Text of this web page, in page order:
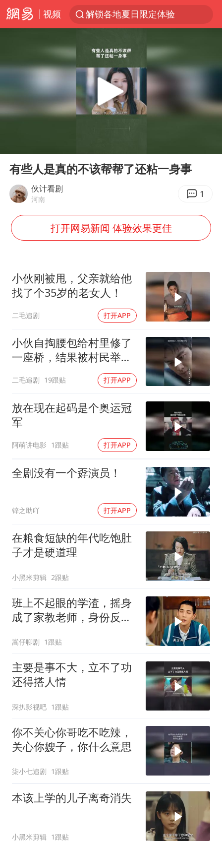
视频
解锁各地夏日限定体验
马克·艾伦退出斯诺克中国公开赛
金饰克价一夜涨回1300元
新疆景区自驾服务费改为按车收费
永和豆浆创始人林炳生去世
白海豚将正面袭击贯穿浙江
牛津大学一纸声明甩不了锅
海鲜忘车里4天打开门满车都是蛆
香港宏福苑火灾或由烟头引起
西贝创始人贾国龙押注鲜羊赛道
几元成本 千万市值蒸发
人民的健康、体质、幸福一脉相承
Play
有些人是真的不该帮帮了还粘一身事
伙计看剧
河南 1
打开网易新闻 体验效果更佳
小伙刚被甩，父亲就给他
找了个35岁的老女人！
二毛追剧 打开APP
小伙自掏腰包给村里修了
一座桥，结果被村民举报
二毛追剧 19跟贴 打开APP
放在现在起码是个奥运冠
军
阿萌讲电影 1跟贴 打开APP
全剧没有一个孬演员！
锌之助吖 打开APP
在粮食短缺的年代吃饱肚
子才是硬道理
小黑米剪辑 2跟贴
班上不起眼的学渣，摇身
成了家教老师，身份反转
嵩仔聊剧 1跟贴
主要是事不大，立不了功
还得搭人情
深扒影视吧 1跟贴
你不关心你哥吃不吃辣，
关心你嫂子，你什么意思
柒小七追剧 1跟贴
本该上学的儿子离奇消失
小黑米剪辑 1跟贴